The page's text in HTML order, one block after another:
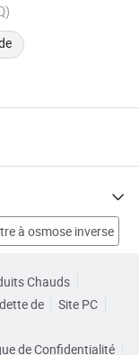
à osmose inverse
Chauds
de
Site PC
de Confidentialité